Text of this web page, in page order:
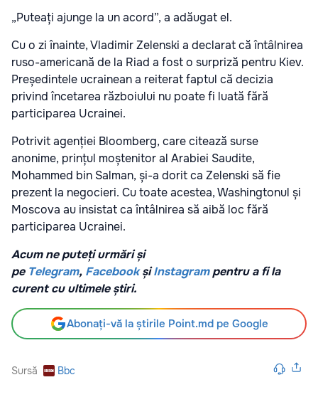
„Puteați ajunge la un acord”, a adăugat el.
Cu o zi înainte, Vladimir Zelenski a declarat că întâlnirea
ruso-americană de la Riad a fost o surpriză pentru Kiev.
Președintele ucrainean a reiterat faptul că decizia
privind încetarea războiului nu poate fi luată fără
participarea Ucrainei.
Potrivit agenției Bloomberg, care citează surse
anonime, prințul moștenitor al Arabiei Saudite,
Mohammed bin Salman, și-a dorit ca Zelenski să fie
prezent la negocieri. Cu toate acestea, Washingtonul și
Moscova au insistat ca întâlnirea să aibă loc fără
participarea Ucrainei.
Acum ne puteți urmări și
pe Telegram, Facebook șiInstagrampentru a fi la
curent cu ultimele știri.
Abonați-vă la știrile Point.md pe Google
Sursă Bbc